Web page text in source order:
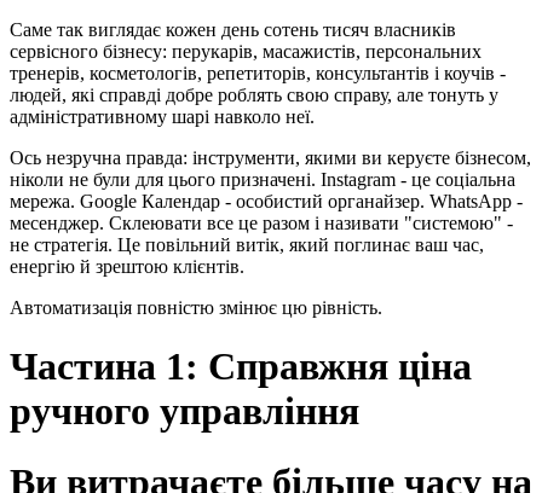
Саме так виглядає кожен день сотень тисяч власників
сервісного бізнесу: перукарів, масажистів, персональних
тренерів, косметологів, репетиторів, консультантів і коучів -
людей, які справді добре роблять свою справу, але тонуть у
адміністративному шарі навколо неї.
Ось незручна правда: інструменти, якими ви керуєте бізнесом,
ніколи не були для цього призначені. Instagram - це соціальна
мережа. Google Календар - особистий органайзер. WhatsApp -
месенджер. Склеювати все це разом і називати "системою" -
не стратегія. Це повільний витік, який поглинає ваш час,
енергію й зрештою клієнтів.
Автоматизація повністю змінює цю рівність.
Частина 1: Справжня ціна
ручного управління
Ви витрачаєте більше часу на